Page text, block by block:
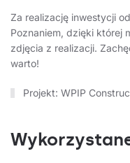
Za realizację inwestycji
Poznaniem, dzięki której
zdjęcia z realizacji.
warto!
Projekt: WPIP